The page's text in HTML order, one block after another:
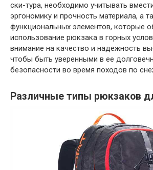
ски-тура, необходимо учитывать
эргономику и прочность материала, а
функциональных элементов, которые
использование рюкзака в горных
внимание на качество и надежность
чтобы быть уверенными в ее
безопасности во время походов по
Различные типы рюкзаков